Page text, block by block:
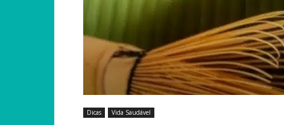
Dicas Vida Saudável